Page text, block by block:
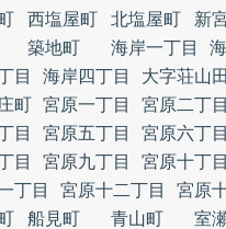
西塩屋町 北塩屋町
新
築地町 海岸一丁目
目
海岸四丁目
大字荘山
町 宮原一丁目 宮原二丁目
目
宮原五丁目 宮原六丁目
目
宮原九丁目
宮原十丁目
丁目
宮原十二丁目
宮原
船見町 青山町
室